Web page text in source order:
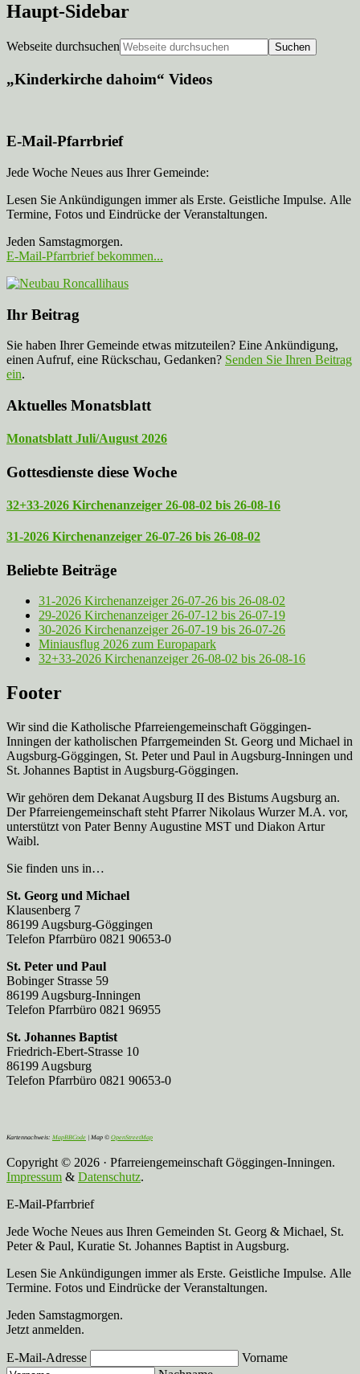
Haupt-Sidebar
Webseite durchsuchen
„Kinderkirche dahoim“ Videos
E-Mail-Pfarrbrief
Jede Woche Neues aus Ihrer Gemeinde:
Lesen Sie Ankündigungen immer als Erste. Geistliche Impulse. Alle
Termine, Fotos und Eindrücke der Veranstaltungen.
Jeden Samstagmorgen.
E-Mail-Pfarrbrief bekommen...
Ihr Beitrag
Sie haben Ihrer Gemeinde etwas mitzuteilen? Eine Ankündigung,
einen Aufruf, eine Rückschau, Gedanken? Senden Sie Ihren Beitrag
ein.
Aktuelles Monatsblatt
Monatsblatt Juli/August 2026
Gottesdienste diese Woche
32+33-2026 Kirchenanzeiger 26-08-02 bis 26-08-16
31-2026 Kirchenanzeiger 26-07-26 bis 26-08-02
Beliebte Beiträge
31-2026 Kirchenanzeiger 26-07-26 bis 26-08-02
29-2026 Kirchenanzeiger 26-07-12 bis 26-07-19
30-2026 Kirchenanzeiger 26-07-19 bis 26-07-26
Miniausflug 2026 zum Europapark
32+33-2026 Kirchenanzeiger 26-08-02 bis 26-08-16
Footer
Wir sind die Katholische Pfarreien­gemeinschaft Göggingen-
Inningen der katholischen Pfarrgemeinden St. Georg und Michael in
Augsburg-Göggingen, St. Peter und Paul in Augsburg-Inningen und
St. Johannes Baptist in Augsburg-Göggingen.
Wir gehören dem Dekanat Augsburg II des Bistums Augsburg an.
Der Pfarreien­gemeinschaft steht Pfarrer Nikolaus Wurzer M.A. vor,
unterstützt von Pater Benny Augustine MST und Diakon Artur
Waibl.
Sie finden uns in…
St. Georg und Michael
Klausenberg 7
86199 Augsburg-Göggingen
Telefon Pfarrbüro 0821 90653-0
St. Peter und Paul
Bobinger Strasse 59
86199 Augsburg-Inningen
Telefon Pfarrbüro 0821 96955
St. Johannes Baptist
Friedrich-Ebert-Strasse 10
86199 Augsburg
Telefon Pfarrbüro 0821 90653-0
Kartennachweis: MapBBCode | Map © OpenStreetMap
Copyright © 2026 · Pfarreiengemeinschaft Göggingen-Inningen.
Impressum & Datenschutz.
E-Mail-Pfarrbrief
Jede Woche Neues aus Ihren Gemeinden St. Georg & Michael, St.
Peter & Paul, Kuratie St. Johannes Baptist in Augsburg.
Lesen Sie Ankündigungen immer als Erste. Geistliche Impulse. Alle
Termine. Fotos und Eindrücke der Veranstaltungen.
Jeden Samstagmorgen.
Jetzt anmelden.
E-Mail-Adresse
Vorname